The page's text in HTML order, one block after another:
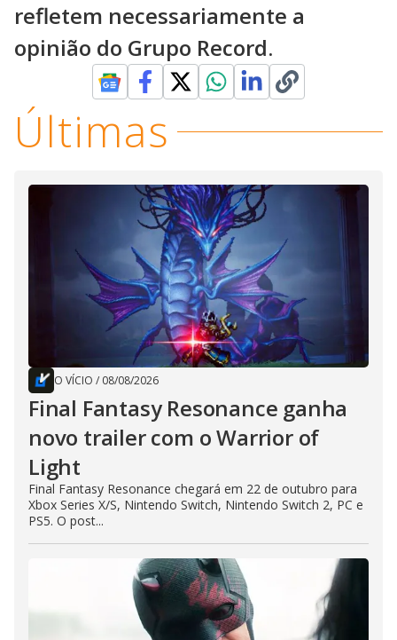
refletem necessariamente a
opinião do Grupo Record.
Últimas
O VÍCIO / 08/08/2026
Final Fantasy Resonance ganha
novo trailer com o Warrior of
Light
Final Fantasy Resonance chegará em 22 de outubro para
Xbox Series X/S, Nintendo Switch, Nintendo Switch 2, PC e
PS5. O post...